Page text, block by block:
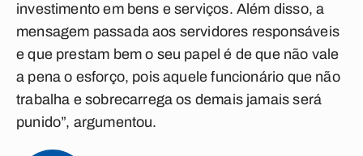
investimento em bens e serviços. Além disso, a
mensagem passada aos servidores responsáveis
e que prestam bem o seu papel é de que não vale
a pena o esforço, pois aquele funcionário que não
trabalha e sobrecarrega os demais jamais será
punido”, argumentou.